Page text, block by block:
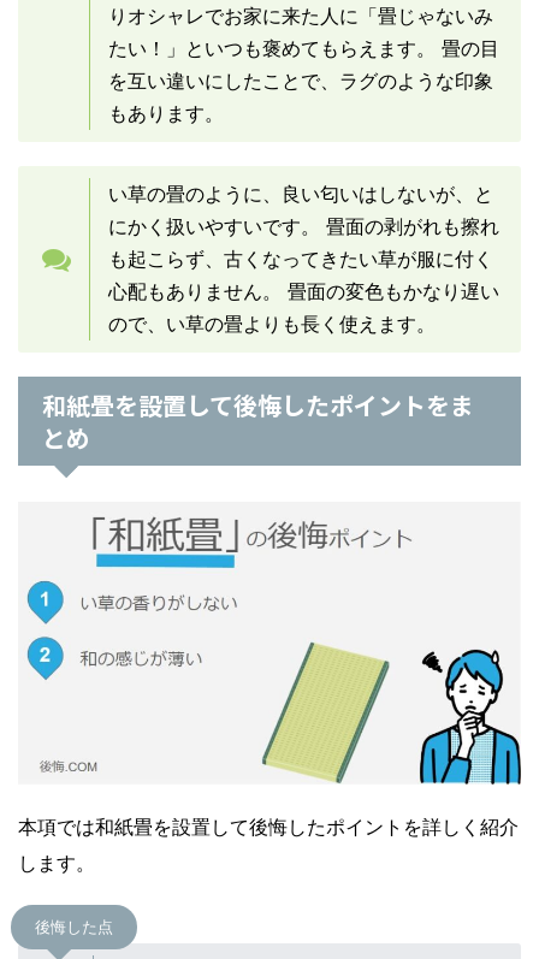
りオシャレでお家に来た人に「畳じゃないみ
たい！」といつも褒めてもらえます。 畳の目
を互い違いにしたことで、ラグのような印象
もあります。
い草の畳のように、良い匂いはしないが、と
にかく扱いやすいです。 畳面の剥がれも擦れ
も起こらず、古くなってきたい草が服に付く
心配もありません。 畳面の変色もかなり遅い
ので、い草の畳よりも長く使えます。
和紙畳を設置して後悔したポイントをま
とめ
本項では和紙畳を設置して後悔したポイントを詳しく紹介
します。
後悔した点